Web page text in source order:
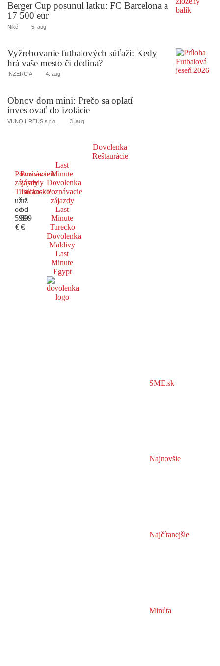
Berger Cup posunul latku: FC Barcelona a
17 500 eur
Niké 5. aug
Vyžrebovanie futbalových súťaží: Kedy
hrá vaše mesto či dedina?
INZERCIA 4. aug
Obnov dom mini: Prečo sa oplatí
investovať do izolácie
VUNO HREUS s.r.o. 3. aug
Dovolenka
Reštaurácie
Poznávacie
zájazdy
Turecko
už
od
599
€
Poznávacie
zájazdy
Taliansko
už
od
699
€
Last
Minute
Dovolenka
Poznávacie
zájazdy
Last
Minute
Turecko
Dovolenka
Maldivy
Last
Minute
Egypt
SME.sk
Najnovšie
Najčítanejšie
Minúta